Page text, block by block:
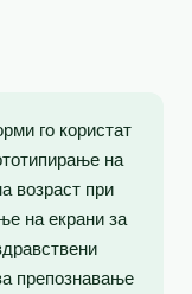
го користат
на
возраст при
на екрани за
препознавање